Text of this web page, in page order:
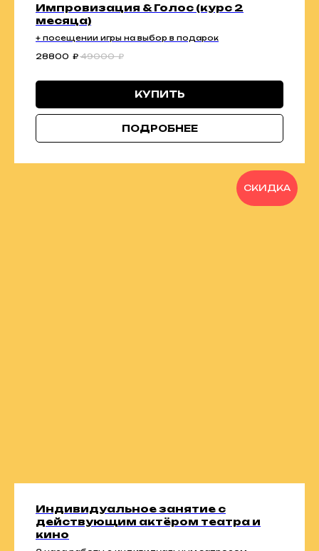
Импровизация & Голос (курс 2
месяца)
+ посещении игры на выбор в подарок
28800 ₽ 49000 ₽
КУПИТЬ
ПОДРОБНЕЕ
СКИДКА
Индивидуальное занятие с
действующим актёром театра и
кино